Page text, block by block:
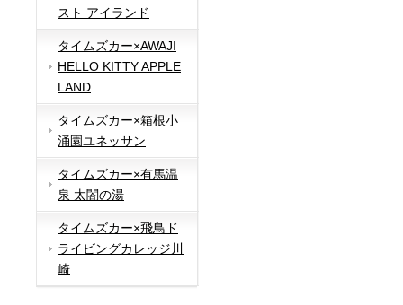
スト アイランド
タイムズカー×AWAJI
HELLO KITTY APPLE
LAND
タイムズカー×箱根小
涌園ユネッサン
タイムズカー×有馬温
泉 太閤の湯
タイムズカー×飛鳥ド
ライビングカレッジ川
崎